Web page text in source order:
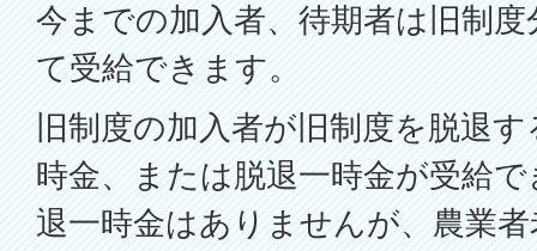
今までの加入者、待期者は旧制
て受給できます。
旧制度の加入者が旧制度を脱退
時金、または脱退一時金が受給
退一時金はありませんが、農業